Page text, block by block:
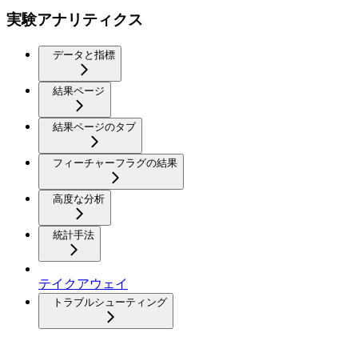
実験アナリティクス
データと指標
結果ページ
結果ページのタブ
フィーチャーフラグの結果
高度な分析
統計手法
テイクアウェイ
トラブルシューティング